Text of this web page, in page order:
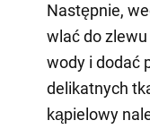
Następnie,
wlać do
wody i dodać
delikatnych
kąpielowy